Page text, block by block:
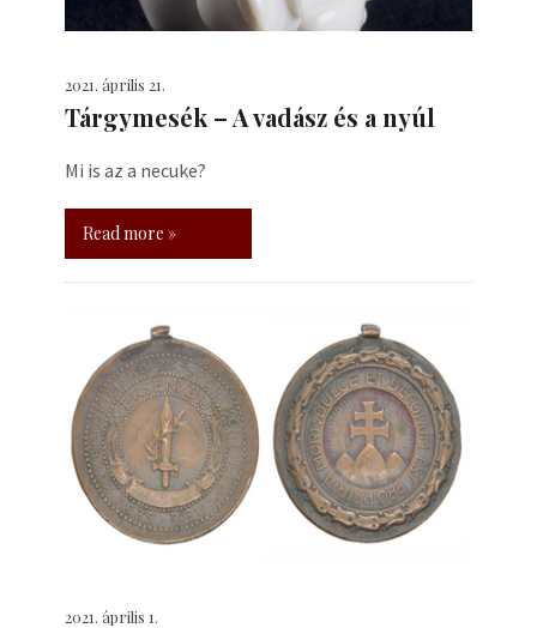
2021. április 21.
Tárgymesék – A vadász és a nyúl
Mi is az a necuke?
Read more »
2021. április 1.